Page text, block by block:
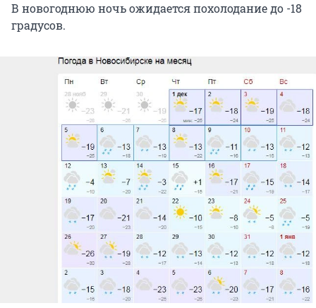
В новогоднюю ночь ожидается похолодание до -18
градусов.